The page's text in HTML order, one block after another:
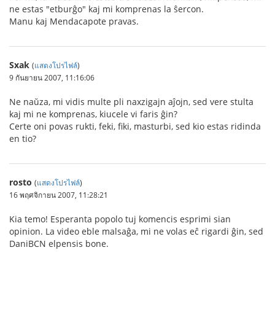
ne estas "etburĝo" kaj mi komprenas la ŝercon.
Manu kaj Mendacapote pravas.
Sxak (แสดงโปรไฟล์)
9 กันยายน 2007, 11:16:06
Ne naŭza, mi vidis multe pli naxzigajn aĵojn, sed vere stulta
kaj mi ne komprenas, kiucele vi faris ĝin?
Certe oni povas rukti, feki, fiki, masturbi, sed kio estas ridinda
en tio?
rosto (แสดงโปรไฟล์)
16 พฤศจิกายน 2007, 11:28:21
Kia temo! Esperanta popolo tuj komencis esprimi sian
opinion. La video eble malsaĝa, mi ne volas eĉ rigardi ĝin, sed
DaniBCN elpensis bone.